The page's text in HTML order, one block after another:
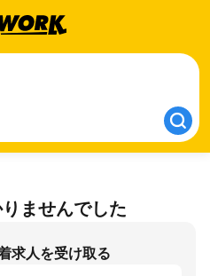
ませんでした
求人を受け取る